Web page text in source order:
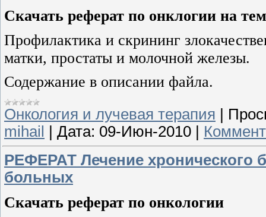
Скачать реферат по онклогии на
Профилактика и скрининг
матки, простаты и молочной железы.
Содержание в описании файла.
Онкология и лучевая терапия
mihail
Дата: 09-Июн-2010
РЕФЕРАТ Лечение хронического
больных
Скачать реферат по онкологии